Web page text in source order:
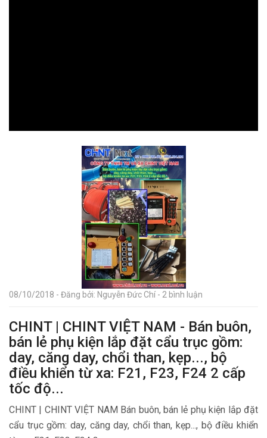
08/10/2018 - Đăng bởi: Nguyễn Đức Chí - 2 bình luận
CHINT | CHINT VIỆT NAM - Bán buôn,
bán lẻ phụ kiện lắp đặt cẩu trục gồm:
day, căng day, chổi than, kẹp..., bộ
điều khiển từ xa: F21, F23, F24 2 cấp
tốc độ...
CHINT | CHINT VIỆT NAM Bán buôn, bán lẻ phụ kiện lắp đặt
cẩu trục gồm: day, căng day, chổi than, kẹp..., bộ điều khiển